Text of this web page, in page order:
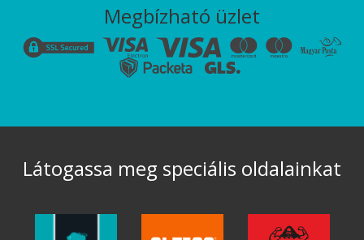
Megbízható üzlet
Látogassa meg speciális oldalainkat